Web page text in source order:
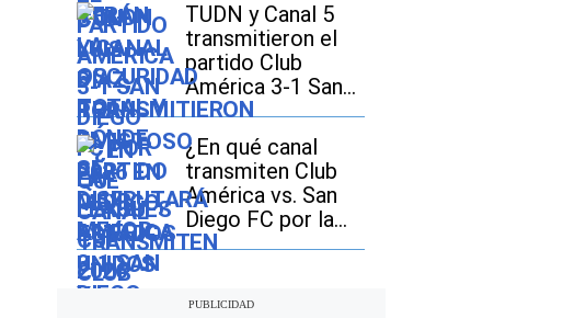
TUDN y Canal 5
transmitieron el
partido Club
América 3-1 San
Diego FC por la
Leagues Cup 2026
¿En qué canal
transmiten Club
América vs. San
Diego FC por la
Leagues Cup 2026